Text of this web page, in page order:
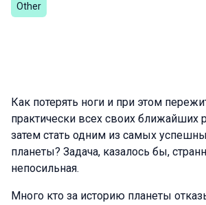
Other
Как потерять ноги и при этом
практически всех своих ближайших
затем стать одним из самых
планеты? Задача, казалось бы,
непосильная.
Много кто за историю планеты